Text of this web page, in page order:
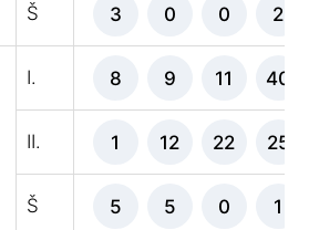
Š 3 0 0 2
I. 8 9 11 40
II. 1 12 22 25
Š 5 5 0 1